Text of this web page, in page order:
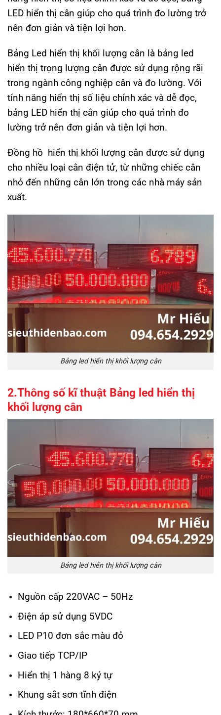
LED hiển thị cân giúp cho quá trình đo lường trở
nên đơn giản và tiện lợi hơn.
Bảng Led hiển thị khối lượng cân là bảng led
hiển thị trọng lượng cân được sử dụng rộng rãi
trong ngành công nghiệp cân và đo lường. Với
tính năng hiển thị số liệu chính xác và dễ đọc,
bảng LED hiển thị cân giúp cho quá trình đo
lường trở nên đơn giản và tiện lợi hơn.
Đồng hồ hiển thị khối lượng cân được sử dụng
cho nhiều loại cân điện tử, từ những chiếc cân
nhỏ đến những cân lớn trong các nhà máy sản
xuất.
Bảng led hiển thị khối lượng cân
2.Thông số kĩ thuật Bảng led hiển thị
khối lượng cân
Bảng led hiển thị khối lượng cân
Nguồn cấp 220VAC – 50Hz
Điện áp sử dụng 5VDC
LED P10 đơn sắc màu đỏ
Giao tiếp TCP/IP
Hiển thị 1 hàng 8 ký tự
Khung sắt sơn tĩnh điện